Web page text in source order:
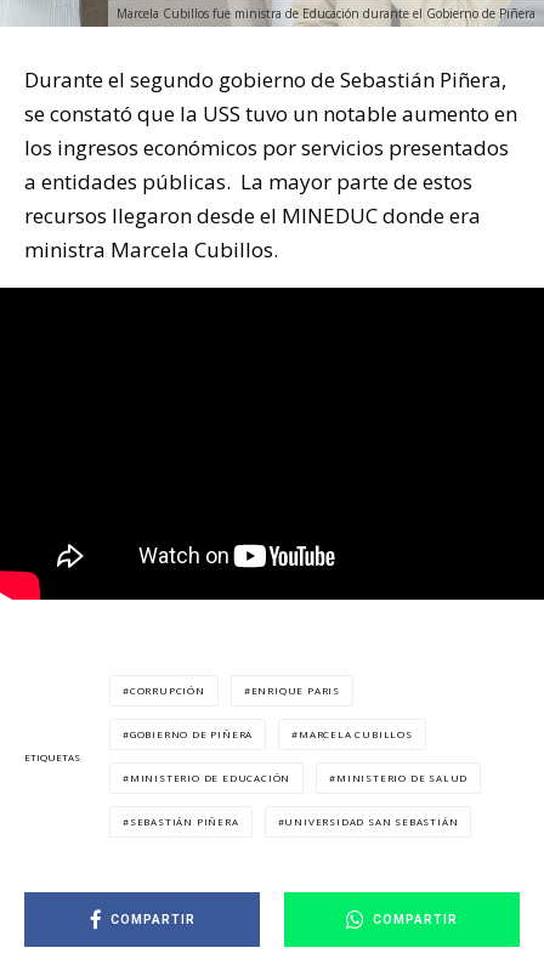
Marcela Cubillos fue ministra de Educación durante el Gobierno de Piñera
Durante el segundo gobierno de Sebastián Piñera,
se constató que la USS tuvo un notable aumento en
los ingresos económicos por servicios presentados
a entidades públicas. La mayor parte de estos
recursos llegaron desde el MINEDUC donde era
ministra Marcela Cubillos.
ETIQUETAS
CORRUPCIÓN ENRIQUE PARIS
GOBIERNO DE PIÑERA MARCELA CUBILLOS
MINISTERIO DE EDUCACIÓN MINISTERIO DE SALUD
SEBASTIÁN PIÑERA UNIVERSIDAD SAN SEBASTIÁN
COMPARTIR COMPARTIR